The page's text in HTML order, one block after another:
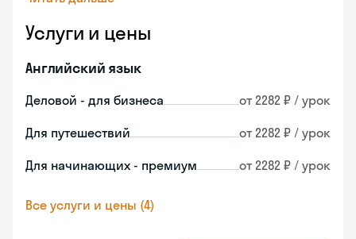
Услуги и цены
Английский язык
Деловой - для бизнеса от 2282 ₽ / урок
Для путешествий от 2282 ₽ / урок
Для начинающих - премиум от 2282 ₽ / урок
Все услуги и цены (4)